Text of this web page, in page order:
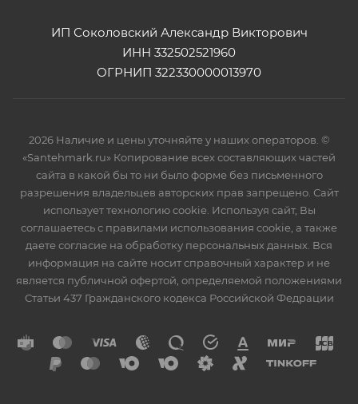
ИП Соколовский Александр Викторович
ИНН 332502521960
ОГРНИП 322330000013970
2026 Наличие и цены уточняйте у наших операторов. ©
«Santehmark.ru» Копирование всех составляющих частей
сайта в какой бы то ни было форме без письменного
разрешения владельцев авторских прав запрещено. Сайт
использует технологию cookie. Используя сайт, Вы
соглашаетесь с правилами использования cookie, а также
даете согласие на обработку персональных данных. Вся
информация на сайте носит справочный характер и не
является публичной офертой, определяемой положениями
Статьи 437 Гражданского кодекса Российской Федрации